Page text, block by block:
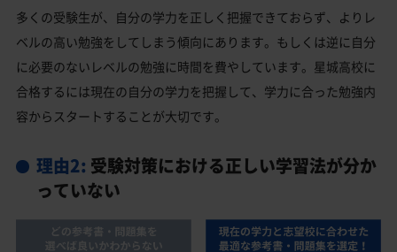
多くの受験生が、自分の学力を正しく把握できておらず、よりレ
ベルの高い勉強をしてしまう傾向にあります。もしくは逆に自分
に必要のないレベルの勉強に時間を費やしています。星城高校に
合格するには現在の自分の学力を把握して、学力に合った勉強内
容からスタートすることが大切です。
理由2: 受験対策における正しい学習法が分か
っていない